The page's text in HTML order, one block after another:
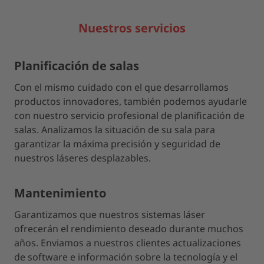
Nuestros servicios
Planificación de salas
Con el mismo cuidado con el que desarrollamos
productos innovadores, también podemos ayudarle
con nuestro servicio profesional de planificación de
salas. Analizamos la situación de su sala para
garantizar la máxima precisión y seguridad de
nuestros láseres desplazables.
Mantenimiento
Garantizamos que nuestros sistemas láser
ofrecerán el rendimiento deseado durante muchos
años. Enviamos a nuestros clientes actualizaciones
de software e información sobre la tecnología y el